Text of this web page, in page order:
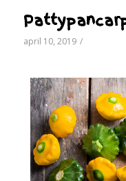
april 10, 2019 /